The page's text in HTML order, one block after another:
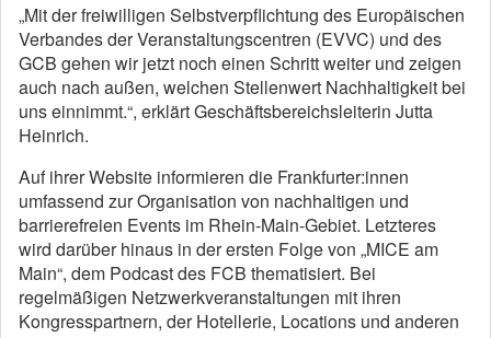
„Mit der freiwilligen Selbstverpflichtung des Europäischen
Verbandes der Veranstaltungscentren (EVVC) und des
GCB gehen wir jetzt noch einen Schritt weiter und zeigen
auch nach außen, welchen Stellenwert Nachhaltigkeit bei
uns einnimmt.“, erklärt Geschäftsbereichsleiterin Jutta
Heinrich.
Auf ihrer Website informieren die Frankfurter:innen
umfassend zur Organisation von nachhaltigen und
barrierefreien Events im Rhein-Main-Gebiet. Letzteres
wird darüber hinaus in der ersten Folge von „MICE am
Main“, dem Podcast des FCB thematisiert. Bei
regelmäßigen Netzwerkveranstaltungen mit ihren
Kongresspartnern, der Hotellerie, Locations und anderen